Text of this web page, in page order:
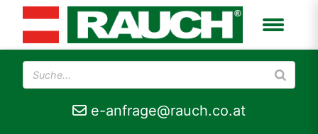
e-anfrage@rauch.co.at